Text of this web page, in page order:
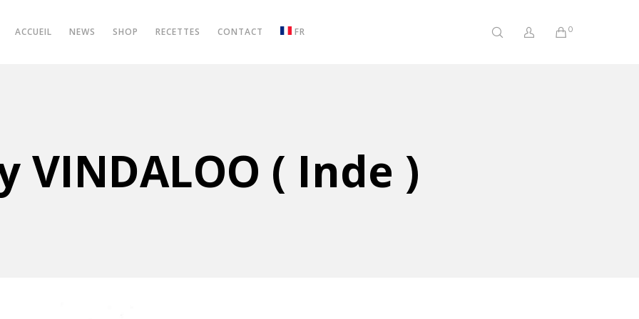
0
ACCUEIL NEWS SHOP RECETTES CONTACT FR
VINDALOO ( Inde )